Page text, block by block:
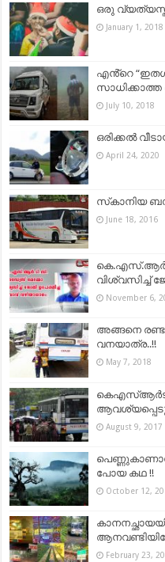
ഒരു
January 1, 2018
എൻ്റെ
July 10, 2018
ഒരിക്കൽ
April 24, 2020
സ്‌കാനിയ
June 18, 2016
വിശ്വസിച്ച്‌
November 6,
അങ്ങനെ
വനയാത്ര..!!
May 7, 2018
August 9, 2017
പോയ കഥ !!
October 12,
February 23,